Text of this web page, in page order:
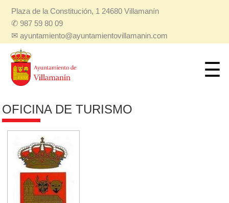
Plaza de la Constitución, 1 24680 Villamanín
✆987 59 80 09
✉ayuntamiento@ayuntamientovillamanin.com
OFICINA DE TURISMO